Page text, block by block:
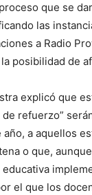
que se
las
a Radio
posibilidad de
explicó que
de refuerzo”
año, a aquellos
o que,
el que los